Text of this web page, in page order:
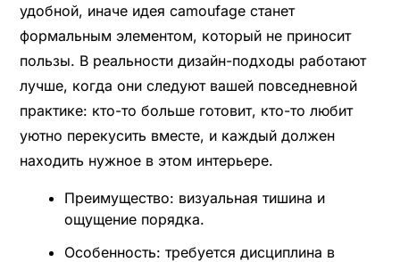
удобной, иначе идея camoufage станет
формальным элементом, который не приносит
пользы. В реальности дизайн-подходы работают
лучше, когда они следуют вашей повседневной
практике: кто-то больше готовит, кто-то любит
уютно перекусить вместе, и каждый должен
находить нужное в этом интерьере.
Преимущество: визуальная тишина и
ощущение порядка.
Особенность: требуется дисциплина в